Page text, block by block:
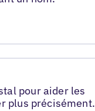
pour aider les
plus précisément.